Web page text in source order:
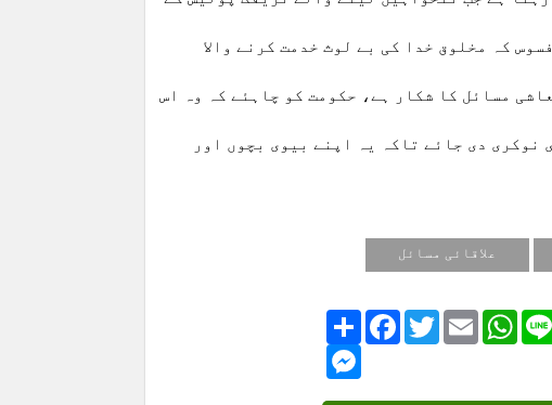
کہ مخلوق خدا کی بے لوث خدمت کرنے والا
مسائل کا شکار ہے، حکومت کو چاہئے کہ وہ اس
دی جائے تاکہ یہ اپنے بیوی بچوں اور
علاقائی مسائل
ShareFacebook
TwitterEmail
Messenger